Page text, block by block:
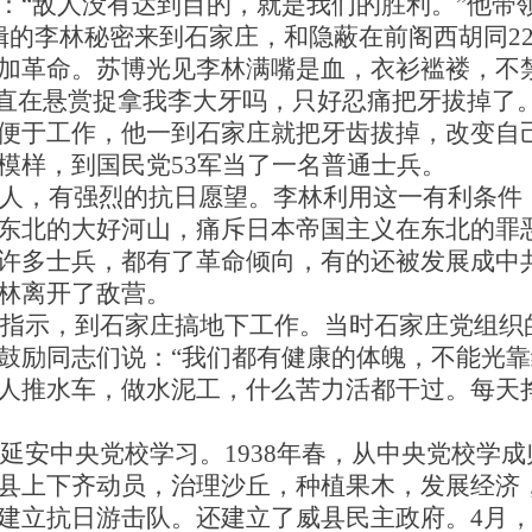
李林秘密来到石家庄，和隐蔽在前阁西胡同
革命。苏博光见李林满嘴是血，衣衫褴褛，不
在悬赏捉拿我李大牙吗，只好忍痛把牙拔掉了
于工作，他一到石家庄就把牙齿拔掉，改变
样，到国民党53军当了一名普通士兵。
，有强烈的抗日愿望。李林利用这一有利条
北的大好河山，痛斥日本帝国主义在东北的
多士兵，都有了革命倾向，有的还被发展成
离开了敌营。
示，到石家庄搞地下工作。当时石家庄党组
励同志们说：“我们都有健康的体魄，不能光
推水车，做水泥工，什么苦力活都干过。每
安中央党校学习。1938年春，从中央党校学
上下齐动员，治理沙丘，种植果木，发展经
立抗日游击队。还建立了威县民主政府。4月